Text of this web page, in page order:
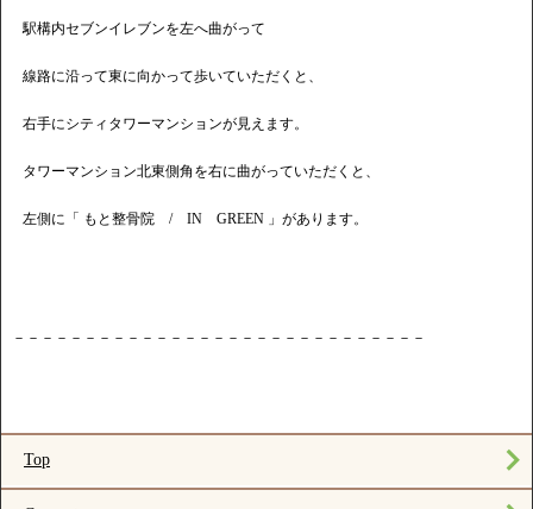
駅構内セブンイレブンを左へ曲がって
線路に沿って東に向かって歩いていただくと、
右手にシティタワーマンションが見えます。
タワーマンション北東側角を右に曲がっていただくと、
左側に「 もと整骨院 / IN GREEN 」があります。
－－－－－－－－－－－－－－－－－－－－－－－－－－－－－
Top